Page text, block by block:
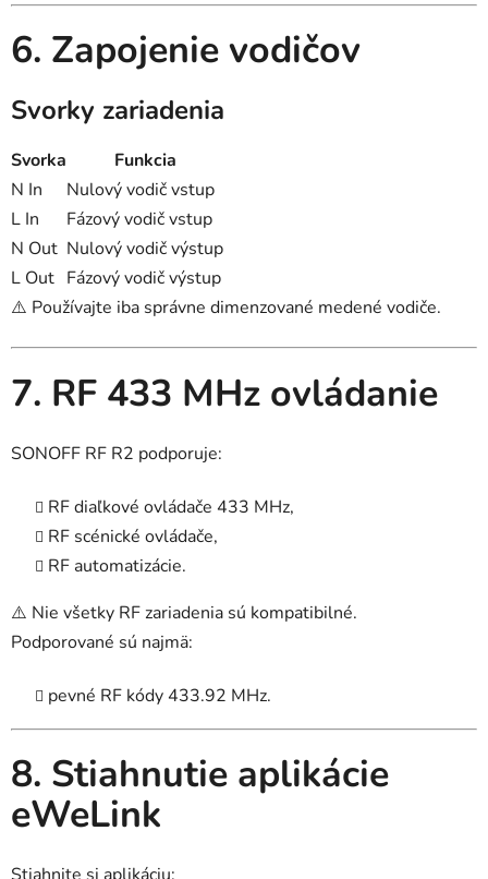
6. Zapojenie vodičov
Svorky zariadenia
Svorka
Funkcia
N In
Nulový vodič vstup
L In
Fázový vodič vstup
N Out Nulový vodič výstup
L Out Fázový vodič výstup
⚠️ Používajte iba správne dimenzované medené vodiče.
7. RF 433 MHz ovládanie
SONOFF RF R2 podporuje:
RF diaľkové ovládače 433 MHz,
RF scénické ovládače,
RF automatizácie.
⚠️ Nie všetky RF zariadenia sú kompatibilné.
Podporované sú najmä:
pevné RF kódy 433.92 MHz.
8. Stiahnutie aplikácie
eWeLink